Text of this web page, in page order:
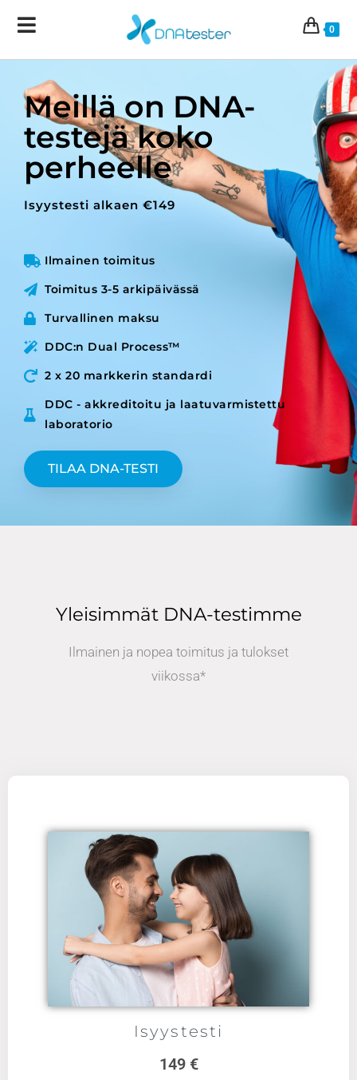
0
Meillä on DNA-
testejä koko
perheelle
Isyystesti alkaen €149
Ilmainen toimitus
Toimitus 3-5 arkipäivässä
Turvallinen maksu
DDC:n Dual Process™
2 x 20 markkerin standardi
DDC - akkreditoitu ja laatuvarmistettu
laboratorio
TILAA DNA-TESTI
Yleisimmät DNA-testimme
Ilmainen ja nopea toimitus ja tulokset
viikossa*
Isyystesti
149 €